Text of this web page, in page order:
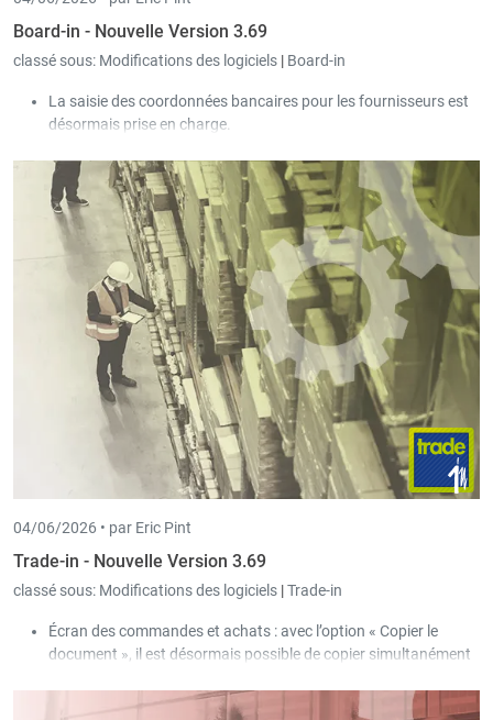
Board-in - Nouvelle Version 3.69
classé sous: Modifications des logiciels | Board-in
La saisie des coordonnées bancaires pour les fournisseurs est
désormais prise en charge.
désormais possible d’ouvrir une entrée dans un nouvel onglet
via un clic avec le bouton du milieu de la souris.
04/06/2026 • par Eric Pint
Trade-in - Nouvelle Version 3.69
classé sous: Modifications des logiciels |Trade-in
Écran des commandes et achats : avec l’option « Copier le
document », il est désormais possible de copier simultanément
que l’utilisateur peut filtrer via une sélection.